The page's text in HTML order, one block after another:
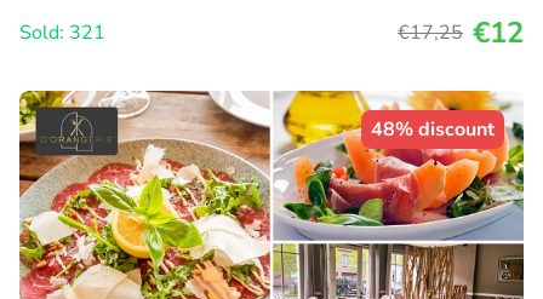
Sold: 321
€17,25 €12
48% discount